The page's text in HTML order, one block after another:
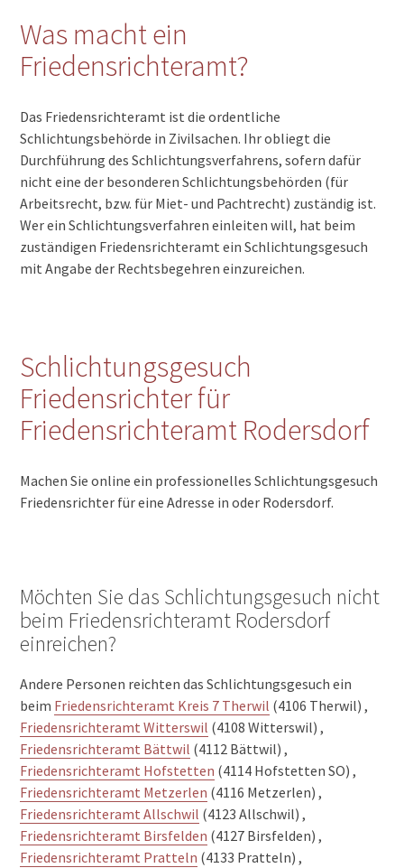
Was macht ein
Friedensrichteramt?
Das Friedensrichteramt ist die ordentliche
Schlichtungsbehörde in Zivilsachen. Ihr obliegt die
Durchführung des Schlichtungsverfahrens, sofern dafür
nicht eine der besonderen Schlichtungsbehörden (für
Arbeitsrecht, bzw. für Miet- und Pachtrecht) zuständig ist.
Wer ein Schlichtungsverfahren einleiten will, hat beim
zuständigen Friedensrichteramt ein Schlichtungsgesuch
mit Angabe der Rechtsbegehren einzureichen.
Schlichtungsgesuch
Friedensrichter für
Friedensrichteramt Rodersdorf
Machen Sie online ein professionelles Schlichtungsgesuch
Friedensrichter für eine Adresse in oder Rodersdorf.
Möchten Sie das Schlichtungsgesuch nicht
beim Friedensrichteramt Rodersdorf
einreichen?
Andere Personen reichten das Schlichtungsgesuch ein
beim Friedensrichteramt Kreis 7 Therwil (4106 Therwil) ,
Friedensrichteramt Witterswil (4108 Witterswil) ,
Friedensrichteramt Bättwil (4112 Bättwil) ,
Friedensrichteramt Hofstetten (4114 Hofstetten SO) ,
Friedensrichteramt Metzerlen (4116 Metzerlen) ,
Friedensrichteramt Allschwil (4123 Allschwil) ,
Friedensrichteramt Birsfelden (4127 Birsfelden) ,
Friedensrichteramt Pratteln (4133 Pratteln) ,